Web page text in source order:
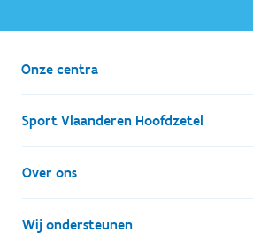
Onze centra
Sport Vlaanderen Hoofdzetel
Simon Bolivarlaan 17
1000 Brussel
Over ons
Wie zijn we, wat doen we
Wij ondersteunen